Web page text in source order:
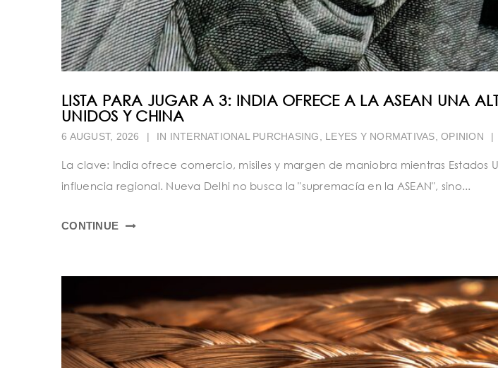
LISTA PARA JUGAR A 3: INDIA OFRECE A LA ASEAN UNA
UNIDOS Y CHINA
6 AUGUST, 2026 | IN INTERNATIONAL PURCHASING LEYES Y NORMATIVAS OPINION |
La clave: India ofrece comercio, misiles y margen de maniobra mientras Estados
influencia regional. Nueva Delhi no busca la "supremacía en la ASEAN", sino...
CONTINUE